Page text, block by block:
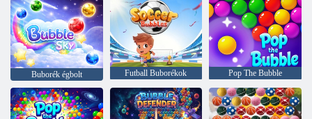
Buborék égbolt Futball Buborékok Pop The Bubble